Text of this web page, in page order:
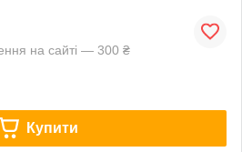
на сайті — 300 ₴
Купити